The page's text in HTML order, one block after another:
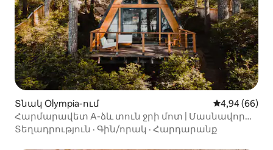
Տնակ Olympia-ում Միջին
4,94 (66)
Հարմարավետ A-ձև տուն ջրի մոտ | Մասնավոր
լողափ | Կարելի է բերել տնային կենդանիներ
Տեղադրություն · Գին/որակ · Հարդարանք